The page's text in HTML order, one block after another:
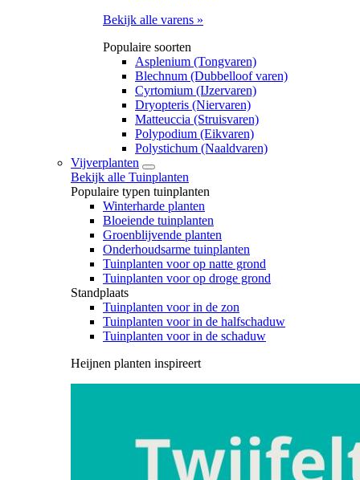
Bekijk alle varens »
Populaire soorten
Asplenium (Tongvaren)
Blechnum (Dubbelloof varen)
Cyrtomium (IJzervaren)
Dryopteris (Niervaren)
Matteuccia (Struisvaren)
Polypodium (Eikvaren)
Polystichum (Naaldvaren)
Vijverplanten
Bekijk alle Tuinplanten
Populaire typen tuinplanten
Winterharde planten
Bloeiende tuinplanten
Groenblijvende planten
Onderhoudsarme tuinplanten
Tuinplanten voor op natte grond
Tuinplanten voor op droge grond
Standplaats
Tuinplanten voor in de zon
Tuinplanten voor in de halfschaduw
Tuinplanten voor in de schaduw
Heijnen planten inspireert